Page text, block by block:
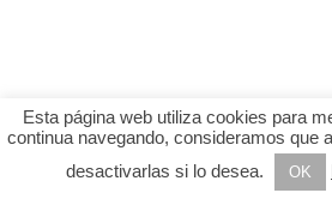
Esta página web utiliza cookies para
continua navegando, consideramos que
desactivarlas si lo desea.
OK